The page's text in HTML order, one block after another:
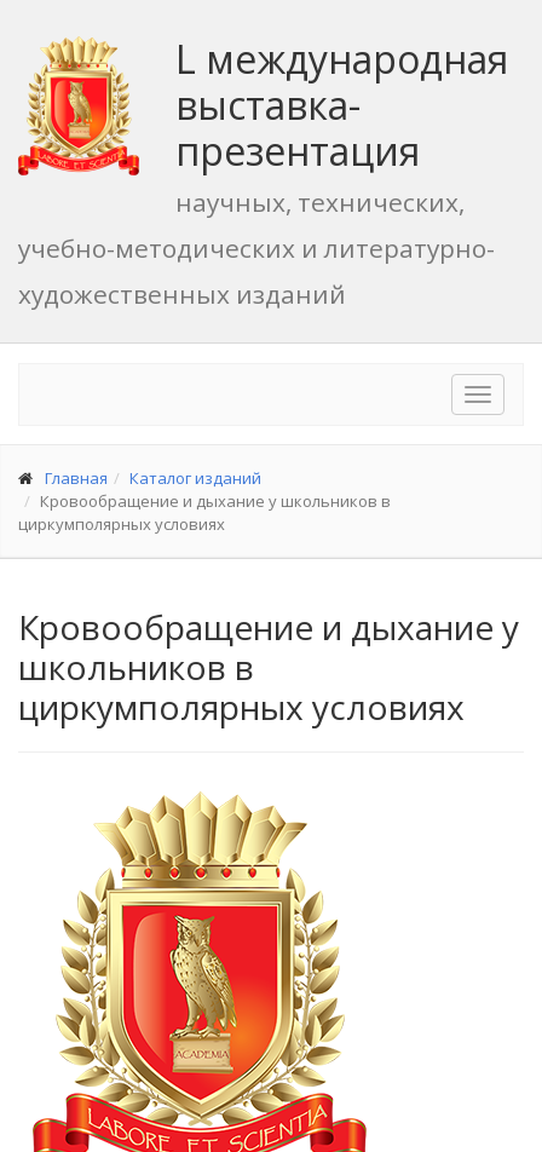
L международная
выставка-
презентация
научных, технических,
учебно-методических и литературно-
художественных изданий
Toggle
Главная
Каталог изданий
Кровообращение и дыхание у школьников в
циркумполярных условиях
Кровообращение и дыхание у
школьников в
циркумполярных условиях